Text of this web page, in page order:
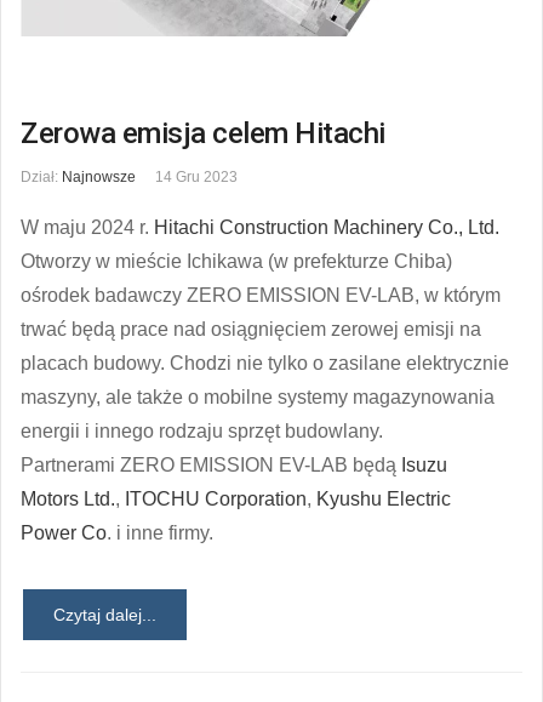
Zerowa emisja celem Hitachi
Dział: Najnowsze 14 Gru 2023
W maju 2024 r. Hitachi Construction Machinery Co., Ltd.
Otworzy w mieście Ichikawa (w prefekturze Chiba)
ośrodek badawczy ZERO EMISSION EV-LAB, w którym
trwać będą prace nad osiągnięciem zerowej emisji na
placach budowy. Chodzi nie tylko o zasilane elektrycznie
maszyny, ale także o mobilne systemy magazynowania
energii i innego rodzaju sprzęt budowlany.
Partnerami ZERO EMISSION EV-LAB będą Isuzu
Motors Ltd., ITOCHU Corporation, Kyushu Electric
Power Co. i inne firmy.
Czytaj dalej...